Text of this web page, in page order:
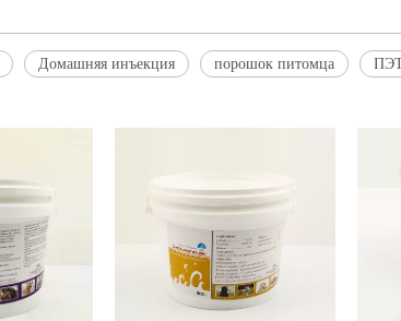
Домашняя инъекция порошок питомца ПЭТ